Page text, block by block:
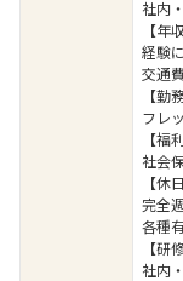
社内
【年
経験
交通
【勤
フレ
【福
社会
【休
完全
各種
【研
社内